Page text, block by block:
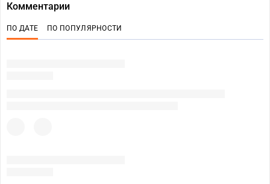
Комментарии
ПО ДАТЕ ПО ПОПУЛЯРНОСТИ